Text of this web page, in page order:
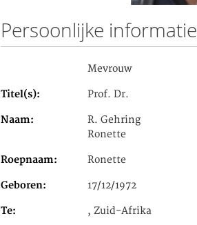
Persoonlijke informatie
Mevrouw
Titel(s) Prof. Dr.
Naam
R. Gehring
Ronette
Roepnaam Ronette
Geboren 17/12/1972
Te , Zuid-Afrika